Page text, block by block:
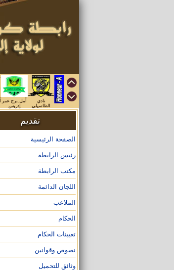
نادي
الطاسيلي
أمل.برج عمر
إدريس
تقديم
الصفحة الرئيسية
رئيس الرابطة
مكتب الرابطة
اللجان الدائمة
الملاعب
الحكام
تعيينات الحكام
نصوص وقوانين
وثائق للتحميل